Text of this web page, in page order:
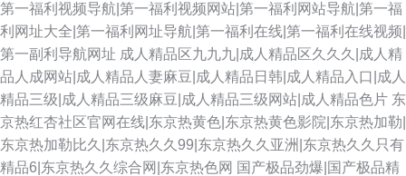
第一福利视频导航|第一福利视频网站|第一福利网站导航|第一福
利网址大全|第一福利网址导航|第一福利在线|第一福利在线视频|
第一副利导航网址 成人精品区九九九|成人精品区久久久|成人精
品人成网站|成人精品人妻麻豆|成人精品日韩|成人精品入口|成人
精品三级|成人精品三级麻豆|成人精品三级网站|成人精品色片 东
京热红杏社区官网在线|东京热黄色|东京热黄色影院|东京热加勒|
东京热加勒比久|东京热久久99|东京热久久亚洲|东京热久久只有
精品6|东京热久久综合网|东京热色网 国产极品劲爆|国产极品精